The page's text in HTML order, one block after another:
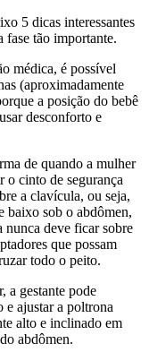
5 dicas interessantes
fase tão importante.
médica, é possível
(aproximadamente
a posição do bebê
desconforto e
de quando a mulher
o cinto de segurança
a clavícula, ou seja,
baixo sob o abdômen,
nunca deve ficar sobre
que possam
todo o peito.
a gestante pode
e ajustar a poltrona
alto e inclinado em
abdômen.